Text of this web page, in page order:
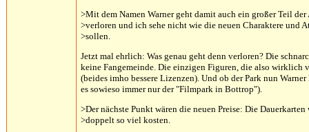
>Mit dem Namen Warner geht damit auch ein großer Teil der
>verloren und ich sehe nicht wie die neuen Charaktere und
>sollen.
Jetzt mal ehrlich: Was genau geht denn verloren? Die
keine Fangemeinde. Die einzigen Figuren, die also wirklich
(beides imho bessere Lizenzen). Und ob der Park nun
es sowieso immer nur der "Filmpark in Bottrop").
>Der nächste Punkt wären die neuen Preise: Die Dauerkarten
>doppelt so viel kosten.